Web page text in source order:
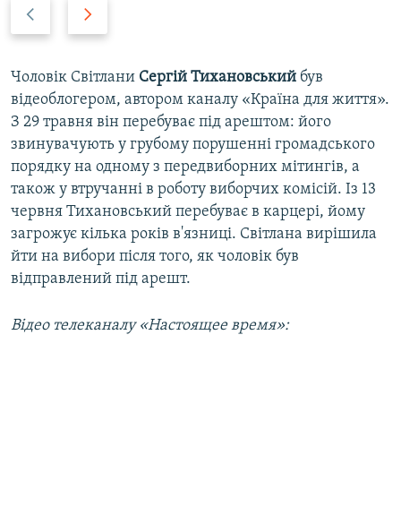
а
д
р
е
д
Чоловік Світлани Сергій Тихановський був
відеоблогером, автором каналу «Країна для життя».
З 29 травня він перебуває під арештом: його
звинувачують у грубому порушенні громадського
порядку на одному з передвиборних мітингів, а
також у втручанні в роботу виборчих комісій. Із 13
червня Тихановський перебуває в карцері, йому
загрожує кілька років в'язниці. Світлана вирішила
йти на вибори після того, як чоловік був
відправлений під арешт.
Відео телеканалу «Настоящее время»: